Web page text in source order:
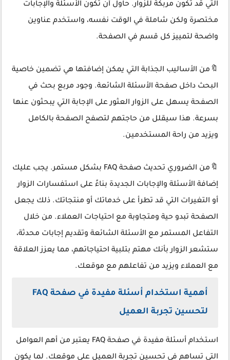
التي قد تكون مربكة للزوار. حاول أن تكون الأسئلة والإجابات
مختصرة ولكن شاملة في الوقت نفسه، واستخدم عناوين
واضحة لتمييز كل قسم في الصفحة.
🔖من الأساليب الجذابة التي يمكن إضافتها هي تضمين خاصية
البحث داخل صفحة الأسئلة الشائعة. وجود مربع بحث في
الصفحة يسهل على الزوار العثور على الإجابة التي يبحثون عنها
بسرعة. هذا سيقلل من حاجتهم لتصفح الصفحة بالكامل
ويزيد من راحة المستخدمين.
🔖من الضروري تحديث صفحة FAQ بشكل مستمر. يجب عليك
إضافة الأسئلة والإجابات الجديدة بناءً على استفسارات الزوار
أو التغيرات التي قد تطرأ على خدماتك أو منتجاتك. ذلك يجعل
الصفحة تبدو حية ومتجاوبة مع احتياجات العملاء. من خلال
التفاعل المستمر مع الأسئلة الشائعة وتقديم إجابات محدثة،
ستشعر الزوار بأنك مهتم بتلبية احتياجاتهم، مما يعزز العلاقة
مع العملاء ويزيد من تفاعلهم مع موقعك.
أهمية استخدام أسئلة مفيدة في صفحة FAQ
لتحسين تجربة العميل
استخدام أسئلة مفيدة في صفحة FAQ يعتبر من أهم العوامل
التي تساهم في تحسين تجربة العميل على موقعك. لما يكون